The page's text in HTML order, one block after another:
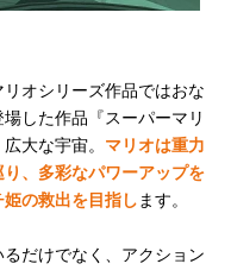
リオシリーズ作品ではおな
した作品『スーパーマリ
大な宇宙。 マリオは重力
、多彩なパワーアップを
の救出を目指し ます。
だけでなく、アクション